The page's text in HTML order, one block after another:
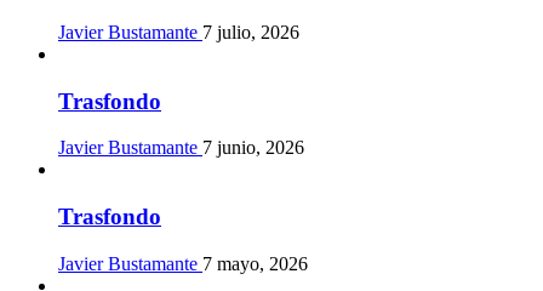
Javier Bustamante 7 julio, 2026
Trasfondo
Javier Bustamante 7 junio, 2026
Trasfondo
Javier Bustamante 7 mayo, 2026